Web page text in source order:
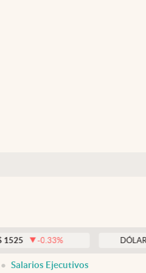
-0.33% DÓLAR TARJETA
Salarios Ejecutivos